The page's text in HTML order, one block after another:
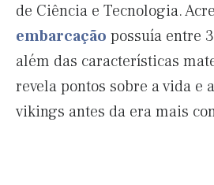
de Ciência e Tecnologia.
embarcação possuía entre
além das características
revela pontos sobre a vida e
vikings antes da era mais